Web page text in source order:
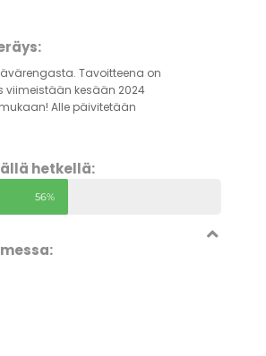
Tavoitteena on
viimeistään kesään 2024
Alle päivitetään
hetkellä:
56%